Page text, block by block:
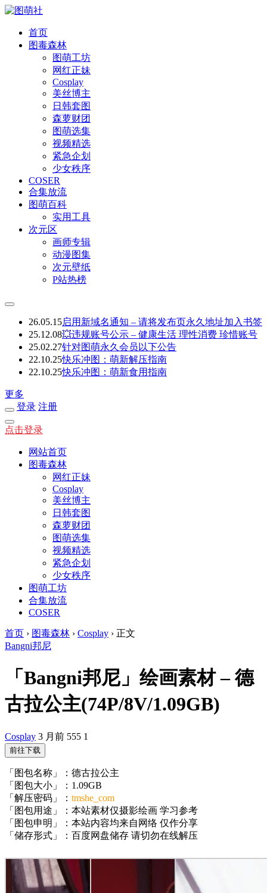
首页
图毒森林
图萌工坊
网红正妹
Cosplay
美丝博主
日韩套图
森萝财团
图萌选集
视频精选
紧急企划
少女秩序
COSER
合集放流
图萌百科
实用工具
次元区
画师专辑
动漫图集
次元壁纸
P站热榜
26.05.15启用新域名通知 – 请将发布页永久地址加入书签
25.12.08💥违规账号公示 – 健康生活 理性消费 珍惜账号
25.02.27针对图萌永久会员以下公告
22.10.25快乐冲图：萌新解压指南
22.10.25快乐冲图：萌新食用指南
更多
登录 注册
点击登录
网站首页
图毒森林
网红正妹
Cosplay
美丝博主
日韩套图
森萝财团
图萌选集
视频精选
紧急企划
少女秩序
图萌工坊
合集放流
COSER
首页 › 图毒森林 › Cosplay › 正文
Bangni邦尼
「Bangni邦尼」绘画素材 – 德
古拉公主(74P/8V/1.09GB)
Cosplay 3 月前 555 1
前往下载
「图包名称」：德古拉公主
「图包大小」：1.09GB
「解压密码」： tmshe_com
「图包用途」：本站素材仅摄影绘画 学习参考
「图包申明」：本站内容均来自网络 仅作分享
「储存形式」：百度网盘储存 请切勿在线解压